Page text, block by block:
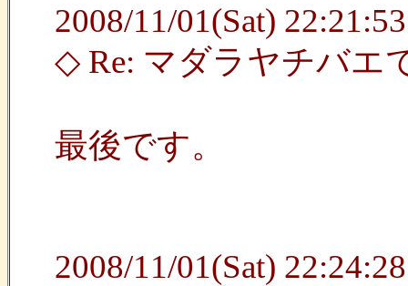
2008/11/01(Sat)
◇ Re: マダラヤチバエ
最後です。
2008/11/01(Sat)